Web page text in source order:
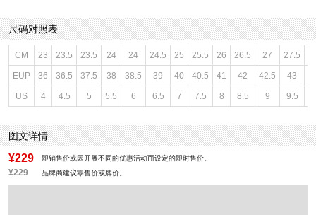
尺码对照表
CM 23 23.5 23.5 24 24 24.5 25 25.5 26 26.5 27 27.5
EUP 36 36.5 37.5 38 38.5 39 40 40.5 41 42 42.5 43
US 4 4.5 5 5.5 6 6.5 7 7.5 8 8.5 9 9.5
图文详情
¥229 即销售价或因开展不同的优惠活动而设定的即时售价。
¥229 品牌商建议零售价或牌价。